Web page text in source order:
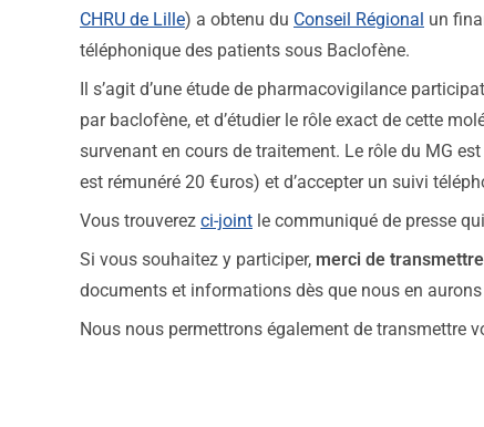
CHRU de Lille) a obtenu du Conseil Régional un
téléphonique des patients sous Baclofène.
Il s’agit d’une étude de pharmacovigilance
par baclofène, et d’étudier le rôle exact de cette
survenant en cours de traitement. Le rôle du MG
est rémunéré 20 €uros) et d’accepter un suivi
Vous trouverez ci-joint le communiqué de presse
Si vous souhaitez y participer, merci de
documents et informations dès que nous en
Nous nous permettrons également de transmettre